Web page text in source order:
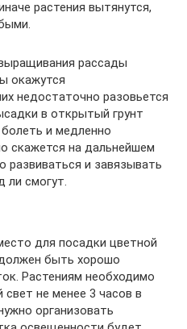
растения вытянутся,
рассады
окажутся
недостаточно разовьется
в открытый грунт
и медленно
скажется на дальнейшем
развиваться и завязывать
ли смогут.
для посадки цветной
быть хорошо
Растениям необходимо
не менее 3 часов в
организовать